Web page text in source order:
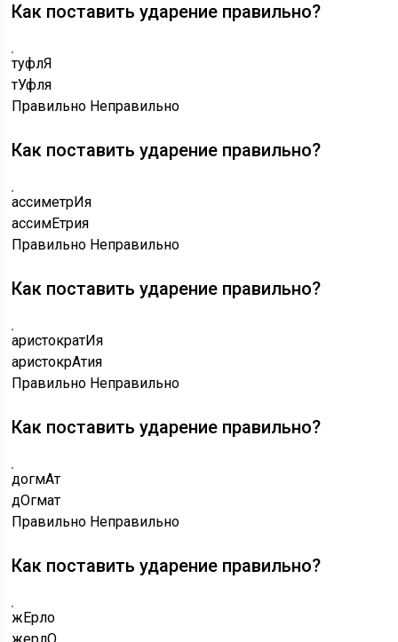
Как поставить ударение правильно?
туфлЯ
тУфля
Правильно Неправильно
Как поставить ударение правильно?
ассиметрИя
ассимЕтрия
Правильно Неправильно
Как поставить ударение правильно?
аристократИя
аристокрАтия
Правильно Неправильно
Как поставить ударение правильно?
догмАт
дОгмат
Правильно Неправильно
Как поставить ударение правильно?
жЕрло